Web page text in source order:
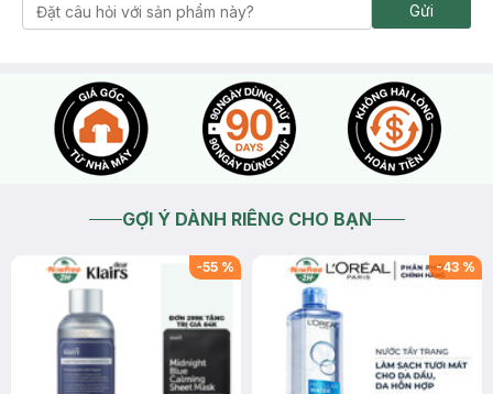
Gửi
GỢI Ý DÀNH RIÊNG CHO BẠN
-55 % -43 %